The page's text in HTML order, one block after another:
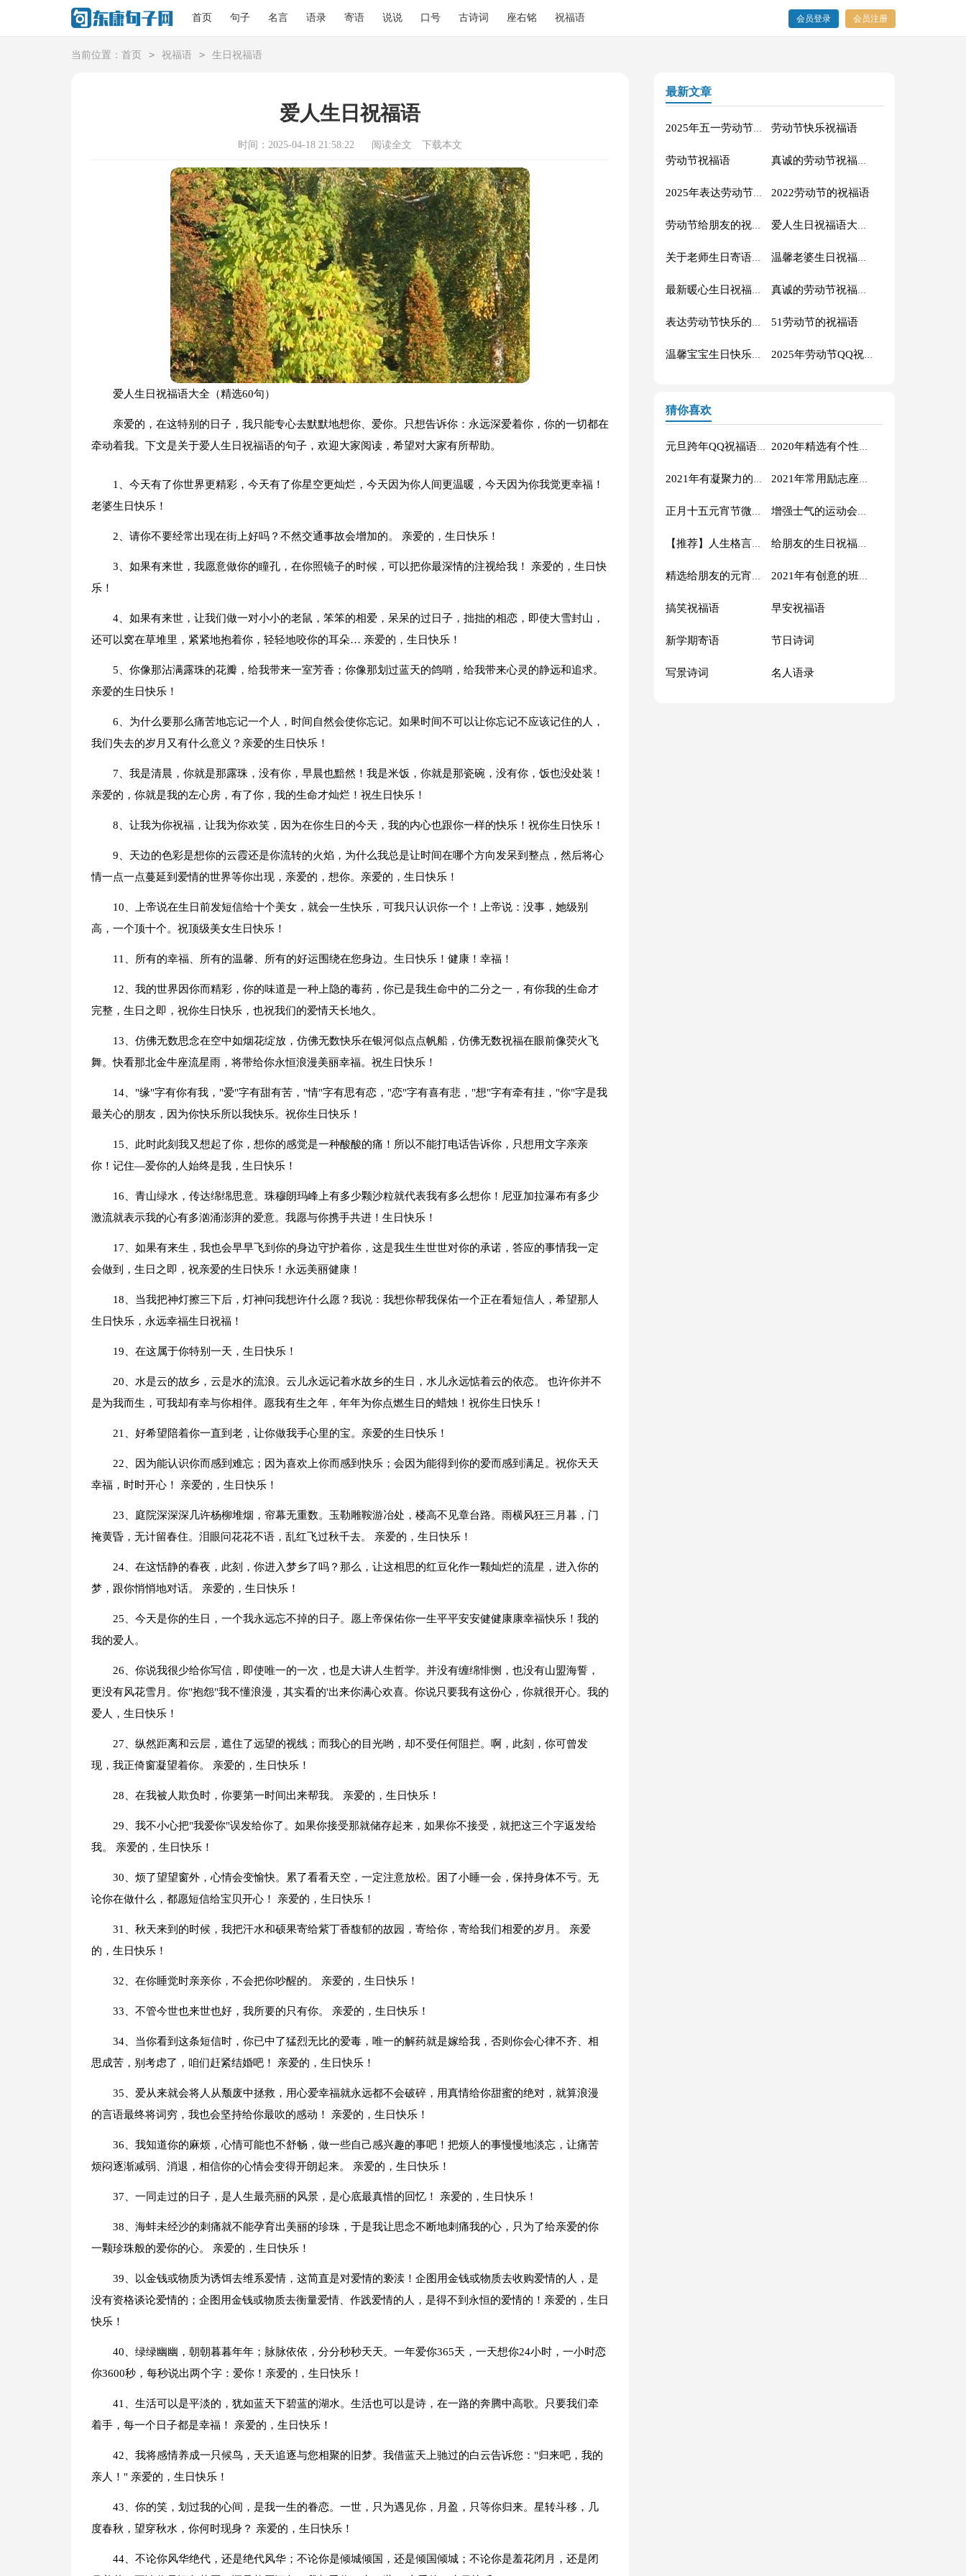
首页 句子 名言 语录 寄语 说说 口号 古诗词 座右铭 祝福语 会员登录 会员注册
当前位置： 首页 > 祝福语 > 生日祝福语
爱人生日祝福语
时间：2025-04-18 21:58:22 阅读全文 下载本文
爱人生日祝福语大全（精选60句）
亲爱的，在这特别的日子，我只能专心去默默地想你、爱你。只想告诉你：永远深爱着你，你的一切都在
牵动着我。下文是关于爱人生日祝福语的句子，欢迎大家阅读，希望对大家有所帮助。
1、今天有了你世界更精彩，今天有了你星空更灿烂，今天因为你人间更温暖，今天因为你我觉更幸福！
老婆生日快乐！
2、请你不要经常出现在街上好吗？不然交通事故会增加的。 亲爱的，生日快乐！
3、如果有来世，我愿意做你的瞳孔，在你照镜子的时候，可以把你最深情的注视给我！ 亲爱的，生日快
乐！
4、如果有来世，让我们做一对小小的老鼠，笨笨的相爱，呆呆的过日子，拙拙的相恋，即使大雪封山，
还可以窝在草堆里，紧紧地抱着你，轻轻地咬你的耳朵… 亲爱的，生日快乐！
5、你像那沾满露珠的花瓣，给我带来一室芳香；你像那划过蓝天的鸽哨，给我带来心灵的静远和追求。
亲爱的生日快乐！
6、为什么要那么痛苦地忘记一个人，时间自然会使你忘记。如果时间不可以让你忘记不应该记住的人，
我们失去的岁月又有什么意义？亲爱的生日快乐！
7、我是清晨，你就是那露珠，没有你，早晨也黯然！我是米饭，你就是那瓷碗，没有你，饭也没处装！
亲爱的，你就是我的左心房，有了你，我的生命才灿烂！祝生日快乐！
8、让我为你祝福，让我为你欢笑，因为在你生日的今天，我的内心也跟你一样的快乐！祝你生日快乐！
9、天边的色彩是想你的云霞还是你流转的火焰，为什么我总是让时间在哪个方向发呆到整点，然后将心
情一点一点蔓延到爱情的世界等你出现，亲爱的，想你。亲爱的，生日快乐！
10、上帝说在生日前发短信给十个美女，就会一生快乐，可我只认识你一个！上帝说：没事，她级别
高，一个顶十个。祝顶级美女生日快乐！
11、所有的幸福、所有的温馨、所有的好运围绕在您身边。生日快乐！健康！幸福！
12、我的世界因你而精彩，你的味道是一种上隐的毒药，你已是我生命中的二分之一，有你我的生命才
完整，生日之即，祝你生日快乐，也祝我们的爱情天长地久。
13、仿佛无数思念在空中如烟花绽放，仿佛无数快乐在银河似点点帆船，仿佛无数祝福在眼前像荧火飞
舞。快看那北金牛座流星雨，将带给你永恒浪漫美丽幸福。祝生日快乐！
14、"缘"字有你有我，"爱"字有甜有苦，"情"字有思有恋，"恋"字有喜有悲，"想"字有牵有挂，"你"字是我
最关心的朋友，因为你快乐所以我快乐。祝你生日快乐！
15、此时此刻我又想起了你，想你的感觉是一种酸酸的痛！所以不能打电话告诉你，只想用文字亲亲
你！记住—爱你的人始终是我，生日快乐！
16、青山绿水，传达绵绵思意。珠穆朗玛峰上有多少颗沙粒就代表我有多么想你！尼亚加拉瀑布有多少
激流就表示我的心有多汹涌澎湃的爱意。我愿与你携手共进！生日快乐！
17、如果有来生，我也会早早飞到你的身边守护着你，这是我生生世世对你的承诺，答应的事情我一定
会做到，生日之即，祝亲爱的生日快乐！永远美丽健康！
18、当我把神灯擦三下后，灯神问我想许什么愿？我说：我想你帮我保佑一个正在看短信人，希望那人
生日快乐，永远幸福生日祝福！
19、在这属于你特别一天，生日快乐！
20、水是云的故乡，云是水的流浪。云儿永远记着水故乡的生日，水儿永远惦着云的依恋。 也许你并不
是为我而生，可我却有幸与你相伴。愿我有生之年，年年为你点燃生日的蜡烛！祝你生日快乐！
21、好希望陪着你一直到老，让你做我手心里的宝。亲爱的生日快乐！
22、因为能认识你而感到难忘；因为喜欢上你而感到快乐；会因为能得到你的爱而感到满足。祝你天天
幸福，时时开心！ 亲爱的，生日快乐！
23、庭院深深深几许杨柳堆烟，帘幕无重数。玉勒雕鞍游冶处，楼高不见章台路。雨横风狂三月暮，门
掩黄昏，无计留春住。泪眼问花花不语，乱红飞过秋千去。 亲爱的，生日快乐！
24、在这恬静的春夜，此刻，你进入梦乡了吗？那么，让这相思的红豆化作一颗灿烂的流星，进入你的
梦，跟你悄悄地对话。 亲爱的，生日快乐！
25、今天是你的生日，一个我永远忘不掉的日子。愿上帝保佑你一生平平安安健健康康幸福快乐！我的
我的爱人。
26、你说我很少给你写信，即使唯一的一次，也是大讲人生哲学。并没有缠绵悱恻，也没有山盟海誓，
更没有风花雪月。你"抱怨"我不懂浪漫，其实看的'出来你满心欢喜。你说只要我有这份心，你就很开心。我的
爱人，生日快乐！
27、纵然距离和云层，遮住了远望的视线；而我心的目光哟，却不受任何阻拦。啊，此刻，你可曾发
现，我正倚窗凝望着你。 亲爱的，生日快乐！
28、在我被人欺负时，你要第一时间出来帮我。 亲爱的，生日快乐！
29、我不小心把"我爱你"误发给你了。如果你接受那就储存起来，如果你不接受，就把这三个字返发给
我。 亲爱的，生日快乐！
30、烦了望望窗外，心情会变愉快。累了看看天空，一定注意放松。困了小睡一会，保持身体不亏。无
论你在做什么，都愿短信给宝贝开心！ 亲爱的，生日快乐！
31、秋天来到的时候，我把汗水和硕果寄给紫丁香馥郁的故园，寄给你，寄给我们相爱的岁月。 亲爱
的，生日快乐！
32、在你睡觉时亲亲你，不会把你吵醒的。 亲爱的，生日快乐！
33、不管今世也来世也好，我所要的只有你。 亲爱的，生日快乐！
34、当你看到这条短信时，你已中了猛烈无比的爱毒，唯一的解药就是嫁给我，否则你会心律不齐、相
思成苦，别考虑了，咱们赶紧结婚吧！ 亲爱的，生日快乐！
35、爱从来就会将人从颓废中拯救，用心爱幸福就永远都不会破碎，用真情给你甜蜜的绝对，就算浪漫
的言语最终将词穷，我也会坚持给你最吹的感动！ 亲爱的，生日快乐！
36、我知道你的麻烦，心情可能也不舒畅，做一些自己感兴趣的事吧！把烦人的事慢慢地淡忘，让痛苦
烦闷逐渐减弱、消退，相信你的心情会变得开朗起来。 亲爱的，生日快乐！
37、一同走过的日子，是人生最亮丽的风景，是心底最真惜的回忆！ 亲爱的，生日快乐！
38、海蚌未经沙的刺痛就不能孕育出美丽的珍珠，于是我让思念不断地刺痛我的心，只为了给亲爱的你
一颗珍珠般的爱你的心。 亲爱的，生日快乐！
39、以金钱或物质为诱饵去维系爱情，这简直是对爱情的亵渎！企图用金钱或物质去收购爱情的人，是
没有资格谈论爱情的；企图用金钱或物质去衡量爱情、作践爱情的人，是得不到永恒的爱情的！亲爱的，生日
快乐！
40、绿绿幽幽，朝朝暮暮年年；脉脉依依，分分秒秒天天。一年爱你365天，一天想你24小时，一小时恋
你3600秒，每秒说出两个字：爱你！亲爱的，生日快乐！
41、生活可以是平淡的，犹如蓝天下碧蓝的湖水。生活也可以是诗，在一路的奔腾中高歌。只要我们牵
着手，每一个日子都是幸福！ 亲爱的，生日快乐！
42、我将感情养成一只候鸟，天天追逐与您相聚的旧梦。我借蓝天上驰过的白云告诉您："归来吧，我的
亲人！" 亲爱的，生日快乐！
43、你的笑，划过我的心间，是我一生的眷恋。一世，只为遇见你，月盈，只等你归来。星转斗移，几
度春秋，望穿秋水，你何时现身？ 亲爱的，生日快乐！
44、不论你风华绝代，还是绝代风华；不论你是倾城倾国，还是倾国倾城；不论你是羞花闭月，还是闭
最新文章
劳动节快乐祝福语
劳动节祝福语
2022劳动节的祝福语
51劳动节的祝福语
猜你喜欢
元旦跨年QQ祝福语汇编45条 2020年精选有个性的运动会口号51句
2021年有凝聚力的运动会口号合集83句 2021年常用励志座右铭合集95条
正月十五元宵节微信祝福语锦集61条 增强士气的运动会口号锦集84条
【推荐】人生格言座右铭合集69句 给朋友的生日祝福语66条
精选给朋友的元宵节祝福语大汇总55句 2021年有创意的班级口号37条
搞笑祝福语 早安祝福语
新学期寄语 节日诗词
写景诗词 名人语录